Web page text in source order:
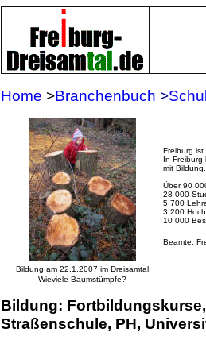
Home >Branchenbuch >
Bildung am 22.1.2007 im Dreisamtal:
Wieviele Baumstümpfe?
Freiburg
In Freiburg
mit Bildung.
Über 90
28 000
5 700
3 200
10 000
Beamte,
Bildung:
Straßenschule, PH,